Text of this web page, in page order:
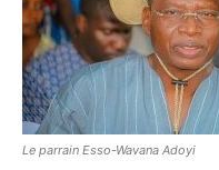
Le parrain Esso-Wavana Adoyi